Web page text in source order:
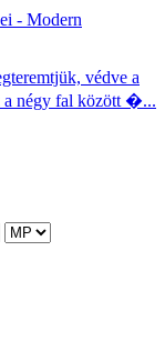
- Modern
védve a
a négy fal között �...